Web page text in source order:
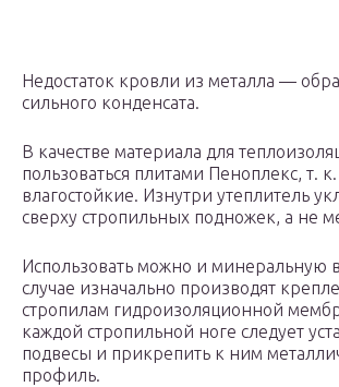
Недостаток кровли из металла —
сильного конденсата.
В качестве материала для
пользоваться плитами Пеноплекс, т.
влагостойкие. Изнутри утеплитель
сверху стропильных подножек, а не
Использовать можно и минеральную
случае изначально производят
стропилам гидроизоляционной
каждой стропильной ноге следует
подвесы и прикрепить к ним
профиль.